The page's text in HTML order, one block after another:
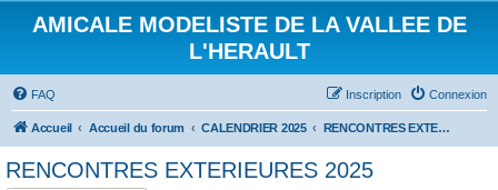
AMICALE MODELISTE DE LA VALLEE DE
L'HERAULT
FAQ Connexion
Inscription
Accueil Accueil du forum CALENDRIER 2025 RENCONTRES EXTERIEURES 2025
RENCONTRES EXTERIEURES 2025